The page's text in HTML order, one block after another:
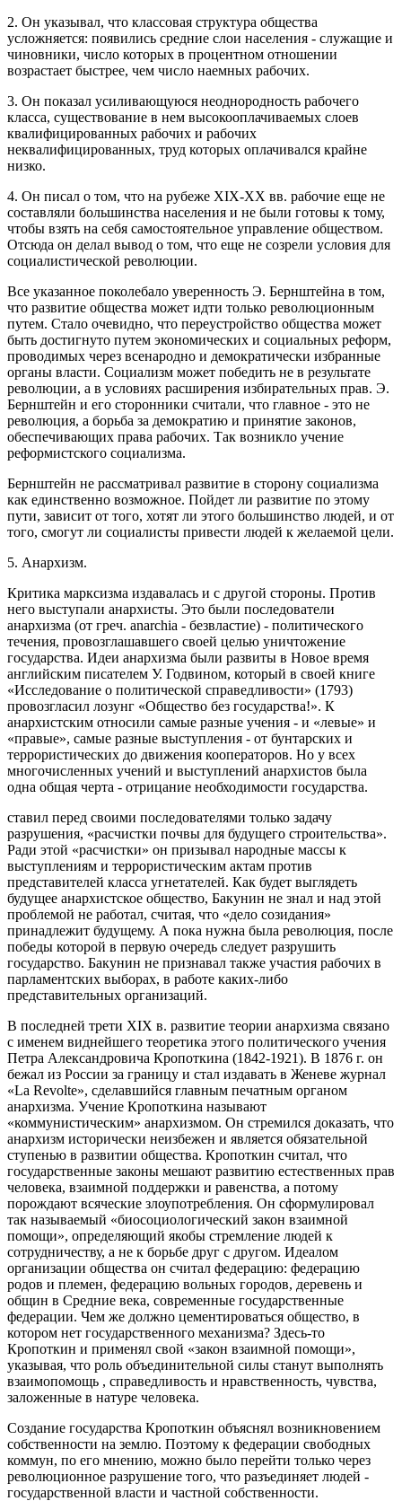
2. Он указывал, что классовая структура общества
усложняется: появились средние слои населения - служащие и
чиновники, число которых в процентном отношении
возрастает быстрее, чем число наемных рабочих.
3. Он показал усиливающуюся неоднородность рабочего
класса, существование в нем высокооплачиваемых слоев
квалифицированных рабочих и рабочих
неквалифицированных, труд которых оплачивался крайне
низко.
4. Он писал о том, что на рубеже XIX-XX вв. рабочие еще не
составляли большинства населения и не были готовы к тому,
чтобы взять на себя самостоятельное управление обществом.
Отсюда он делал вывод о том, что еще не созрели условия для
социалистической революции.
Все указанное поколебало уверенность Э. Бернштейна в том,
что развитие общества может идти только революционным
путем. Стало очевидно, что переустройство общества может
быть достигнуто путем экономических и социальных реформ,
проводимых через всенародно и демократически избранные
органы власти. Социализм может победить не в результате
революции, а в условиях расширения избирательных прав. Э.
Бернштейн и его сторонники считали, что главное - это не
революция, а борьба за демократию и принятие законов,
обеспечивающих права рабочих. Так возникло учение
реформистского социализма.
Бернштейн не рассматривал развитие в сторону социализма
как единственно возможное. Пойдет ли развитие по этому
пути, зависит от того, хотят ли этого большинство людей, и от
того, смогут ли социалисты привести людей к желаемой цели.
5. Анархизм.
Критика марксизма издавалась и с другой стороны. Против
него выступали анархисты. Это были последователи
анархизма (от греч. anarchia - безвластие) - политического
течения, провозглашавшего своей целью уничтожение
государства. Идеи анархизма были развиты в Новое время
английским писателем У. Годвином, который в своей книге
«Исследование о политической справедливости» (1793)
провозгласил лозунг «Общество без государства!». К
анархистским относили самые разные учения - и «левые» и
«правые», самые разные выступления - от бунтарских и
террористических до движения кооператоров. Но у всех
многочисленных учений и выступлений анархистов была
одна общая черта - отрицание необходимости государства.
ставил перед своими последователями только задачу
разрушения, «расчистки почвы для будущего строительства».
Ради этой «расчистки» он призывал народные массы к
выступлениям и террористическим актам против
представителей класса угнетателей. Как будет выглядеть
будущее анархистское общество, Бакунин не знал и над этой
проблемой не работал, считая, что «дело созидания»
принадлежит будущему. А пока нужна была революция, после
победы которой в первую очередь следует разрушить
государство. Бакунин не признавал также участия рабочих в
парламентских выборах, в работе каких-либо
представительных организаций.
В последней трети XIX в. развитие теории анархизма связано
с именем виднейшего теоретика этого политического учения
Петра Александровича Кропоткина (1842-1921). В 1876 г. он
бежал из России за границу и стал издавать в Женеве журнал
«La Revolte», сделавшийся главным печатным органом
анархизма. Учение Кропоткина называют
«коммунистическим» анархизмом. Он стремился доказать, что
анархизм исторически неизбежен и является обязательной
ступенью в развитии общества. Кропоткин считал, что
государственные законы мешают развитию естественных прав
человека, взаимной поддержки и равенства, а потому
порождают всяческие злоупотребления. Он сформулировал
так называемый «биосоциологический закон взаимной
помощи», определяющий якобы стремление людей к
сотрудничеству, а не к борьбе друг с другом. Идеалом
организации общества он считал федерацию: федерацию
родов и племен, федерацию вольных городов, деревень и
общин в Средние века, современные государственные
федерации. Чем же должно цементироваться общество, в
котором нет государственного механизма? Здесь-то
Кропоткин и применял свой «закон взаимной помощи»,
указывая, что роль объединительной силы станут выполнять
взаимопомощь , справедливость и нравственность, чувства,
заложенные в натуре человека.
Создание государства Кропоткин объяснял возникновением
собственности на землю. Поэтому к федерации свободных
коммун, по его мнению, можно было перейти только через
революционное разрушение того, что разъединяет людей -
государственной власти и частной собственности.